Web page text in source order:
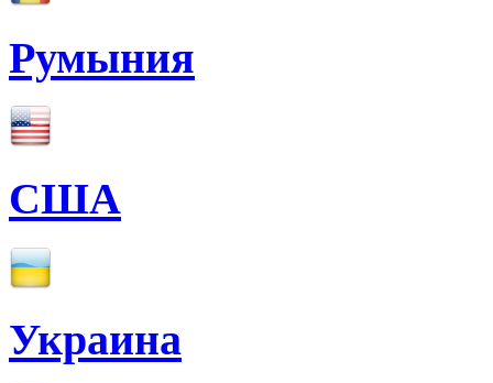
Румыния
США
Украина